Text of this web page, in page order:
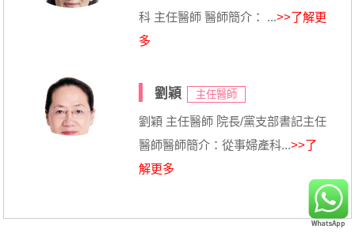
科 主任醫師 醫師簡介： ...>>了解更
多
劉穎 主任醫師
劉穎 主任醫師 院長/黨支部書記主任
醫師醫師簡介：從事婦產科...>>了
解更多